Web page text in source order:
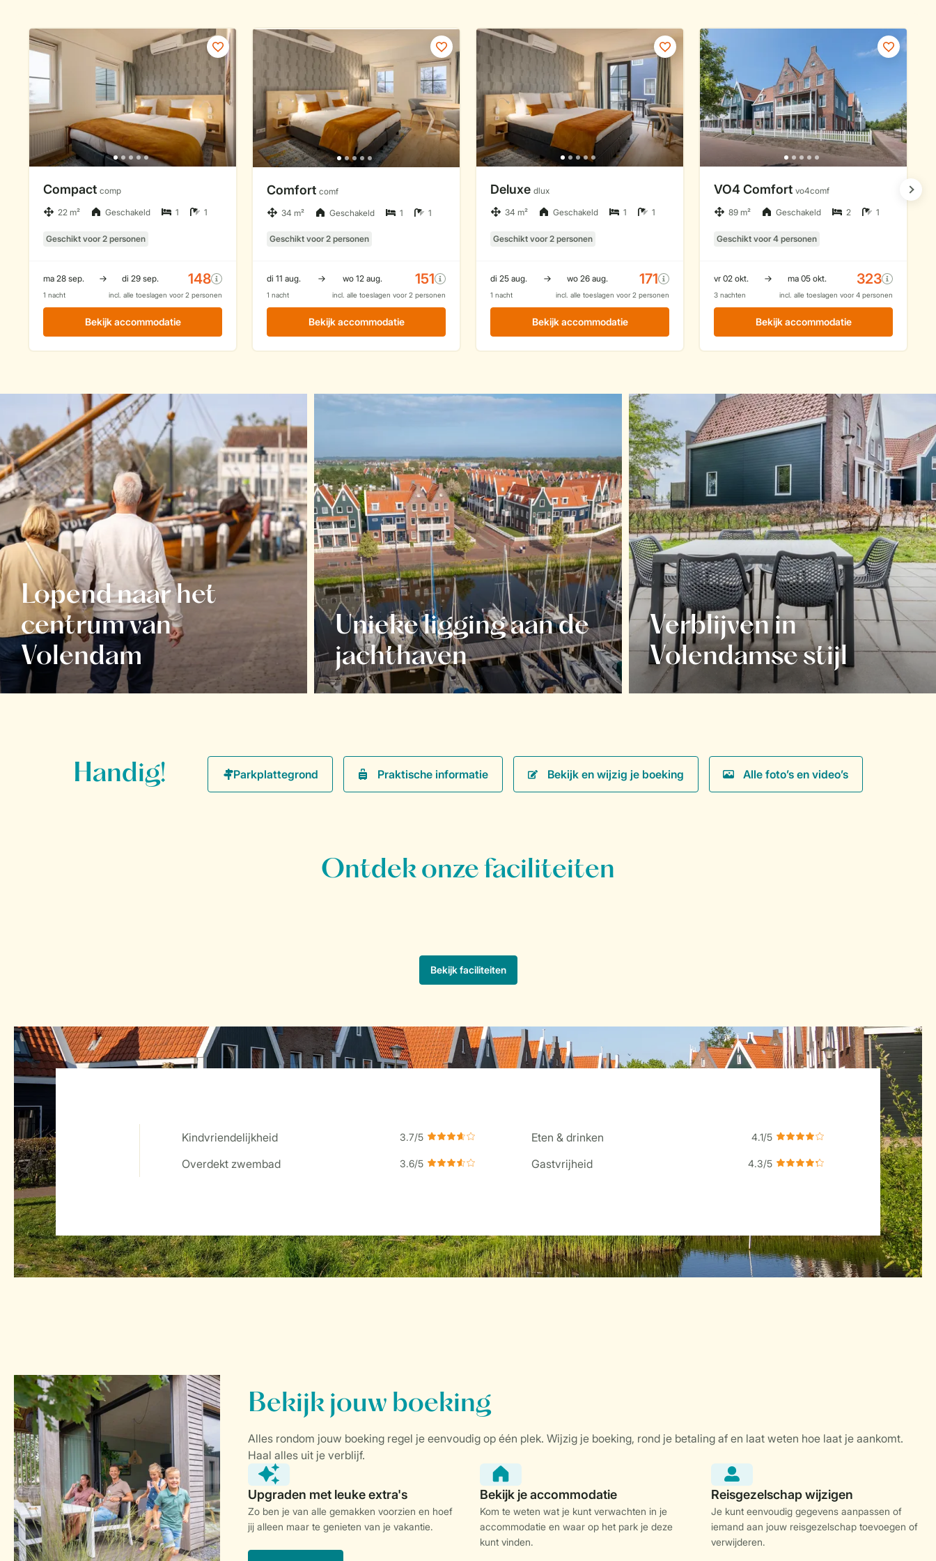
Lopend naar het
centrum van
Volendam
Unieke ligging aan de
jachthaven
Verblijven in
Volendamse stijl
Handig! Praktische informatie Bekijk en wijzig je boeking Alle foto’s en video’s
Kindvriendelijkheid
Eten & drinken
Overdekt zwembad
Gastvrijheid
Zo ben je van alle gemakken voorzien en hoef
jij alleen maar te genieten van je vakantie.
Kom te weten wat je kunt verwachten in je
accommodatie en waar op het park je deze
kunt vinden.
Je kunt eenvoudig gegevens aanpassen of
iemand aan jouw reisgezelschap toevoegen of
verwijderen.